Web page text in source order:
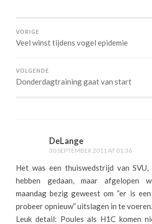
VORIGE
Veel winst tijdens vogel epidemie
VOLGENDE
Donderdagtraining gaat van start
DeLange
30 SEPTEMBER 2011 AT 01:36
Het was een thuiswedstrijd van
hebben gedaan, maar afgelopen
maandag bezig geweest om “er is
probeer opnieuw” uitslagen in te voeren.
Leuk detail: Poules als H1C komen